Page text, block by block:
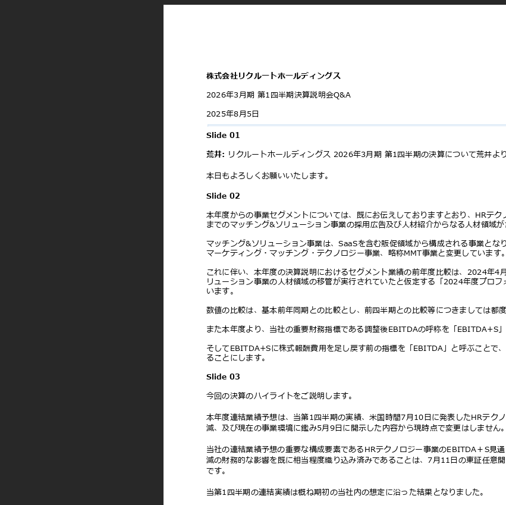
株式会社リクルートホールディングス
2026年3⽉期 第1四半期決算説明会Q&A
2025年8⽉5⽇
Slide 01
荒井: リクルートホールディングス 2026年3⽉期 第1四半期の決算について荒井よ
本⽇もよろしくお願いいたします。
Slide 02
本年度からの事業セグメントについては、既にお伝えしておりますとおり、HRテ
までのマッチング&ソリューション事業の採⽤広告及び⼈材紹介からなる⼈材領域
マッチング&ソリューション事業は、SaaSを含む販促領域から構成される事業とな
マーケティング・マッチング・テクノロジー事業、略称MMT事業と変更しています
これに伴い、本年度の決算説明におけるセグメント業績の前年度⽐較は、2024年4
リューション事業の⼈材領域の移管が実⾏されていたと仮定する「2024年度プロ
います。
数値の⽐較は、基本前年同期との⽐較とし、前四半期との⽐較等につきましては都
また本年度より、当社の重要財務指標である調整後EBITDAの呼称を「EBITDA+S
そしてEBITDA+Sに株式報酬費⽤を⾜し戻す前の指標を「EBITDA」と呼ぶことで
ることにします。
Slide 03
今回の決算のハイライトをご説明します。
本年度連結業績予想は、当第1四半期の実績、⽶国時間7⽉10⽇に発表したHRテク
減、及び現在の事業環境に鑑み5⽉9⽇に開⽰した内容から現時点で変更はしません
当社の連結業績予想の重要な構成要素であるHRテクノロジー事業のEBITDA＋S⾒
減の財務的な影響を既に相当程度織り込み済みであることは、7⽉11⽇の東証任意
です。
当第1四半期の連結実績は概ね期初の当社内の想定に沿った結果となりました。